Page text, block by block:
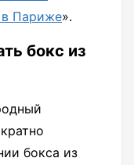
Париже».
бокс из
бокса из